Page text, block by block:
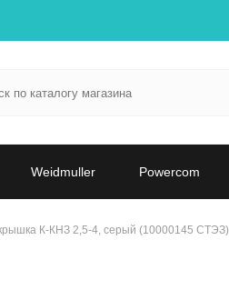
Weidmuller Powercom
К-КНЗ 2,5-4, серый (10000145 СТЭЗ)